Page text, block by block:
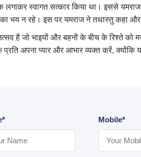
स्वागत सत्कार किया था। इससे
भय न रहे। इस पर यमराज ने तथास्तु कहा और
है जो भाइयों और बहनों के बीच के रिश्ते को
अपना प्यार और आभार व्यक्त करें, क्योंकि
Mobile*